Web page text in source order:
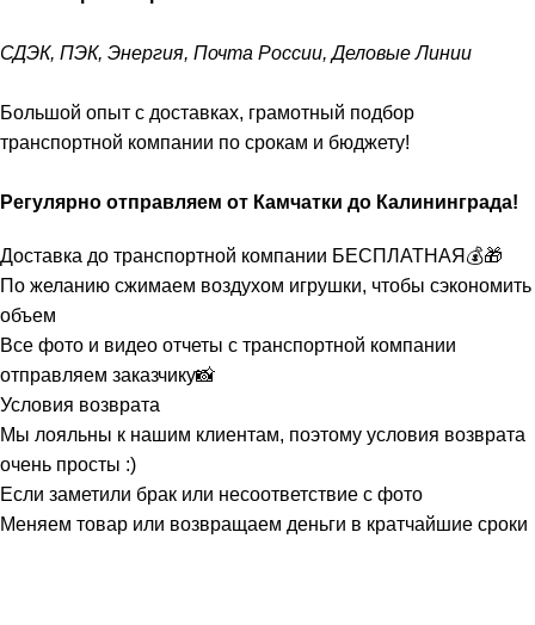
СДЭК, ПЭК, Энергия, Почта России, Деловые Линии
Большой опыт с доставках, грамотный подбор
транспортной компании по срокам и бюджету!
Регулярно отправляем от Камчатки до Калининграда!
Доставка до транспортной компании БЕСПЛАТНАЯ💰🎁
По желанию сжимаем воздухом игрушки, чтобы сэкономить
объем
Все фото и видео отчеты с транспортной компании
отправляем заказчику📸
Условия возврата
Мы лояльны к нашим клиентам, поэтому условия возврата
очень просты :)
Если заметили брак или несоответствие с фото
Меняем товар или возвращаем деньги в кратчайшие сроки